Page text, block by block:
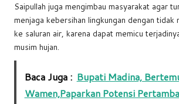
Saipullah juga mengimbau masyarakat agar
menjaga kebersihan lingkungan dengan tidak
ke saluran air, karena dapat memicu
musim hujan.
Baca Juga : Bupati Madina,
Wamen,Paparkan Potensi